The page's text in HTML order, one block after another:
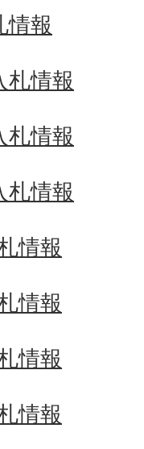
情報
札情報
札情報
札情報
情報
情報
情報
情報